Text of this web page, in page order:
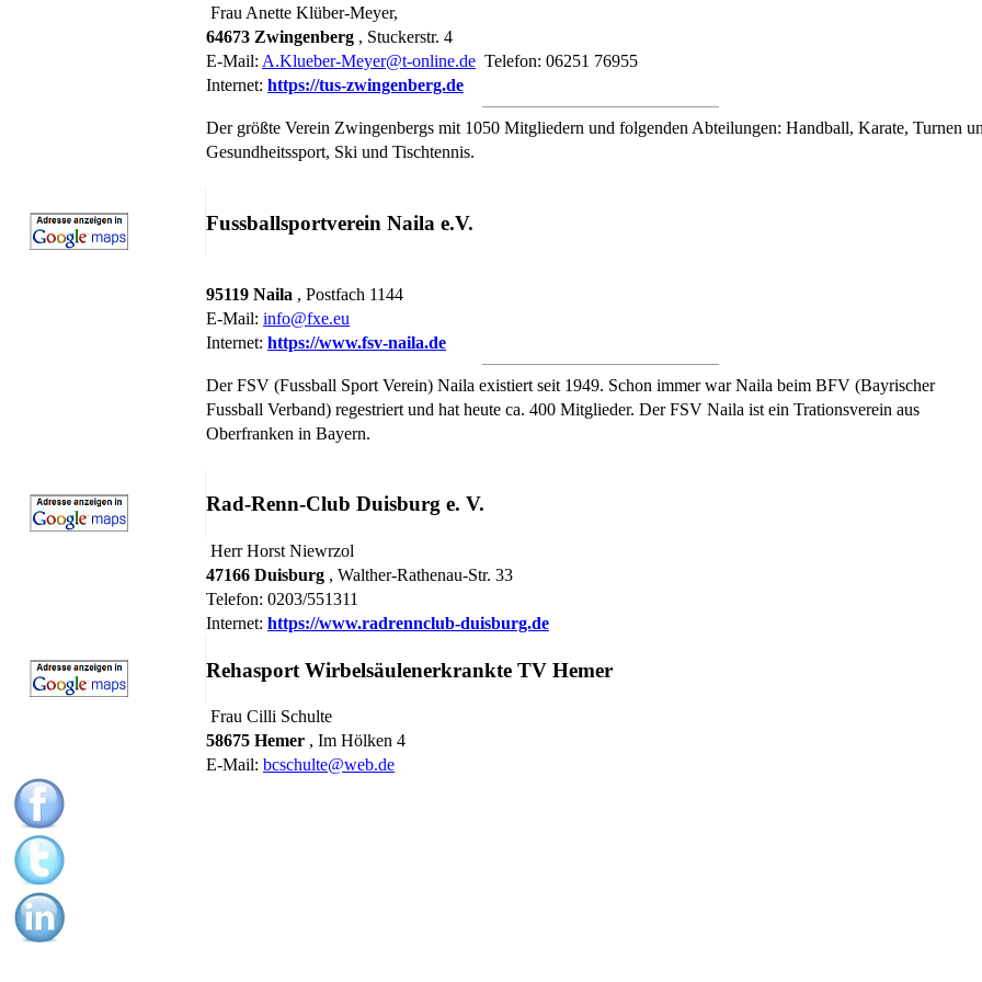
Frau Anette Klüber-Meyer,
64673 Zwingenberg , Stuckerstr. 4
E-Mail: A.Klueber-Meyer@t-online.de Telefon: 06251 76955
Internet: https://tus-zwingenberg.de
Der größte Verein Zwingenbergs mit 1050 Mitgliedern und folgenden Abteilungen: Handball, Karate, Turnen
Gesundheitssport, Ski und Tischtennis.
Fussballsportverein Naila e.V.
95119 Naila , Postfach 1144
E-Mail: info@fxe.eu
Internet: https://www.fsv-naila.de
Der FSV (Fussball Sport Verein) Naila existiert seit 1949. Schon immer war Naila beim BFV (Bayrischer
Fussball Verband) regestriert und hat heute ca. 400 Mitglieder. Der FSV Naila ist ein Trationsverein aus
Oberfranken in Bayern.
Rad-Renn-Club Duisburg e. V.
Herr Horst Niewrzol
47166 Duisburg , Walther-Rathenau-Str. 33
Telefon: 0203/551311
Internet: https://www.radrennclub-duisburg.de
Rehasport Wirbelsäulenerkrankte TV Hemer
Frau Cilli Schulte
58675 Hemer , Im Hölken 4
E-Mail: bcschulte@web.de